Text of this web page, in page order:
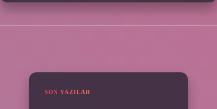
SON YAZILAR